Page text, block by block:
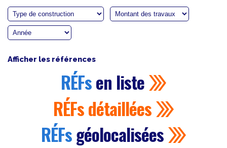
Afficher les références
RÉFsen liste
RÉFsdétaillées
RÉFsgéolocalisées